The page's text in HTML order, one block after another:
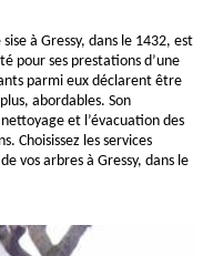
à Gressy, dans le 1432, est
pour ses prestations d’une
parmi eux déclarent être
abordables. Son
et l’évacuation des
Choisissez les services
vos arbres à Gressy, dans le